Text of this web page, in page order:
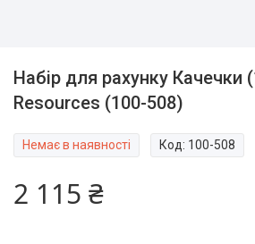
Набір для рахунку Качечки
Resources (100-508)
Немає в наявності Код: 100-508
2 115 ₴